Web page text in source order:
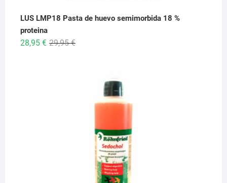
LUS LMP18 Pasta de huevo semimorbida 18 %
proteina
29,95€El
28,95 €
El